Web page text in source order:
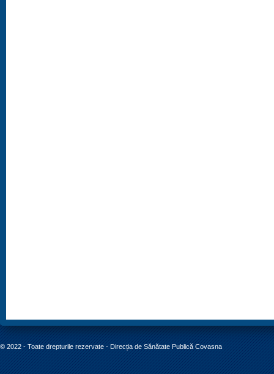
© 2022 - Toate drepturile rezervate - Direcția de Sănătate Publică Covasna